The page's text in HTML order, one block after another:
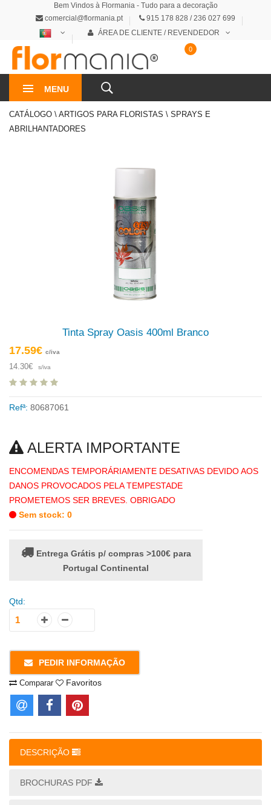
Bem Vindos à Flormania - Tudo para a decoração
comercial@flormania.pt
915 178 828 / 236 027 699
ÁREA DE CLIENTE / REVENDEDOR
MENU
0
CATÁLOGO \ ARTIGOS PARA FLORISTAS \ SPRAYS E
ABRILHANTADORES
Tinta Spray Oasis 400ml Branco
17.59€ c/iva
14.30€ s/iva
Refª: 80687061
ALERTA IMPORTANTE
ENCOMENDAS TEMPORÁRIAMENTE DESATIVAS DEVIDO AOS
DANOS PROVOCADOS PELA TEMPESTADE
PROMETEMOS SER BREVES. OBRIGADO
Sem stock: 0
Entrega Grátis p/ compras >100€ para
Portugal Continental
Qtd:
PEDIR INFORMAÇÃO
Comparar Favoritos
DESCRIÇÃO
BROCHURAS PDF